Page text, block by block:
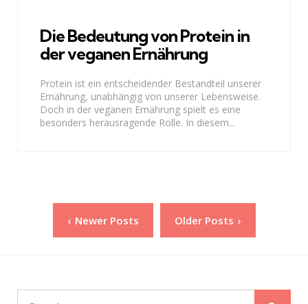
Die Bedeutung von Protein in
der veganen Ernährung
Protein ist ein entscheidender Bestandteil unserer
Ernährung, unabhängig von unserer Lebensweise.
Doch in der veganen Ernährung spielt es eine
besonders herausragende Rolle. In diesem...
Seitennummerierung
Newer Posts Older Posts